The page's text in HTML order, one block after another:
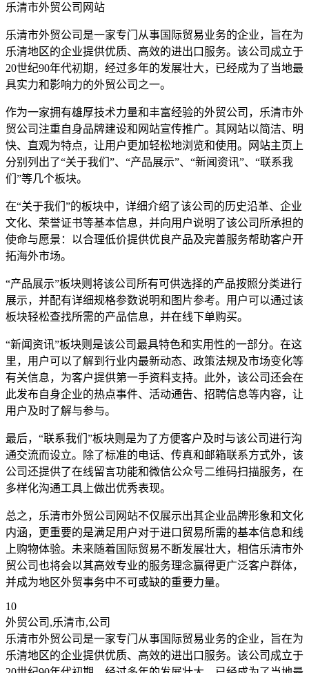
乐清市外贸公司网站
乐清市外贸公司是一家专门从事国际贸易业务的企业，旨在为
乐清地区的企业提供优质、高效的进出口服务。该公司成立于
20世纪90年代初期，经过多年的发展壮大，已经成为了当地最
具实力和影响力的外贸公司之一。
作为一家拥有雄厚技术力量和丰富经验的外贸公司，乐清市外
贸公司注重自身品牌建设和网站宣传推广。其网站以简洁、明
快、直观为特点，让用户更加轻松地浏览和使用。网站主页上
分别列出了“关于我们”、“产品展示”、“新闻资讯”、“联系我
们”等几个板块。
在“关于我们”的板块中，详细介绍了该公司的历史沿革、企业
文化、荣誉证书等基本信息，并向用户说明了该公司所承担的
使命与愿景：以合理低价提供优良产品及完善服务帮助客户开
拓海外市场。
“产品展示”板块则将该公司所有可供选择的产品按照分类进行
展示，并配有详细规格参数说明和图片参考。用户可以通过该
板块轻松查找所需的产品信息，并在线下单购买。
“新闻资讯”板块则是该公司最具特色和实用性的一部分。在这
里，用户可以了解到行业内最新动态、政策法规及市场变化等
有关信息，为客户提供第一手资料支持。此外，该公司还会在
此发布自身企业的热点事件、活动通告、招聘信息等内容，让
用户及时了解与参与。
最后，“联系我们”板块则是为了方便客户及时与该公司进行沟
通交流而设立。除了标准的电话、传真和邮箱联系方式外，该
公司还提供了在线留言功能和微信公众号二维码扫描服务，在
多样化沟通工具上做出优秀表现。
总之，乐清市外贸公司网站不仅展示出其企业品牌形象和文化
内涵，更重要的是满足用户对于进口贸易所需的基本信息和线
上购物体验。未来随着国际贸易不断发展壮大，相信乐清市外
贸公司也将会以其高效专业的服务理念赢得更广泛客户群体，
并成为地区外贸事务中不可或缺的重要力量。
10
外贸公司,乐清市,公司
乐清市外贸公司是一家专门从事国际贸易业务的企业，旨在为
乐清地区的企业提供优质、高效的进出口服务。该公司成立于